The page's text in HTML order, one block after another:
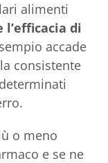
alimenti
di
accade
consistente
o meno
e se ne